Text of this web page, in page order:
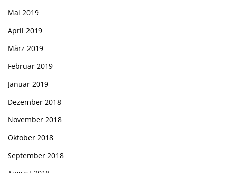
Mai 2019
April 2019
März 2019
Februar 2019
Januar 2019
Dezember 2018
November 2018
Oktober 2018
September 2018